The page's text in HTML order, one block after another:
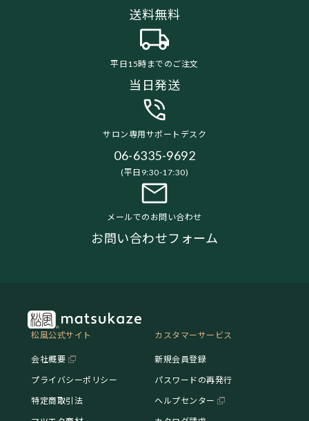
送料無料
平日15時までのご注文
当日発送
サロン専用サポートデスク
06-6335-9692
(平日9:30-17:30)
メールでのお問い合わせ
お問い合わせフォーム
松風公式サイト
会社概要
プライバシーポリシー
特定商取引法
カスタマーサービス
新規会員登録
パスワードの再発行
ヘルプセンター